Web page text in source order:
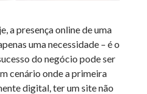
a presença online de uma
uma necessidade – é o
do negócio pode ser
cenário onde a primeira
digital, ter um site não